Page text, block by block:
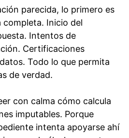
parecida, lo primero es
completa. Inicio del
Intentos de
Certificaciones
Todo lo que permita
de verdad.
con calma cómo calcula
imputables. Porque
intenta apoyarse ahí